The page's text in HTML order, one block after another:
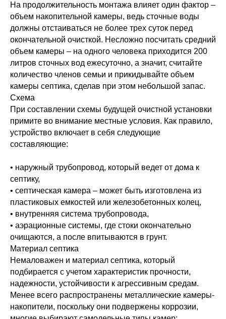
На продолжительность монтажа влияет один фактор –
объем накопительной камеры, ведь сточные воды
должны отстаиваться не более трех суток перед
окончательной очисткой. Несложно посчитать средний
объем камеры – на одного человека приходится 200
литров сточных вод ежесуточно, а значит, считайте
количество членов семьи и прикидывайте объем
камеры септика, сделав при этом небольшой запас.
Схема
При составлении схемы будущей очистной установки
примите во внимание местные условия. Как правило,
устройство включает в себя следующие
составляющие:
• наружный трубопровод, который ведет от дома к
септику,
• септическая камера – может быть изготовлена из
пластиковых емкостей или железобетонных колец,
• внутренняя система трубопровода,
• аэрационные системы, где стоки окончательно
очищаются, а после впитываются в грунт.
Материал септика
Немаловажен и материал септика, который
подбирается с учетом характеристик прочности,
надежности, устойчивости к агрессивным средам.
Менее всего распространены металлические камеры-
накопители, поскольку они подвержены коррозии,